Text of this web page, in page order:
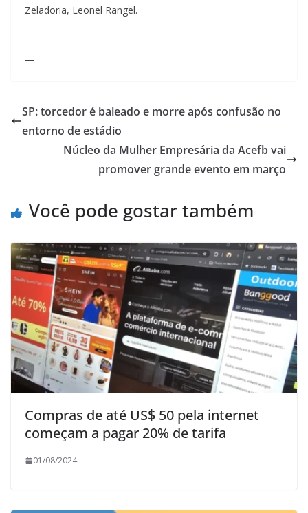
Zeladoria, Leonel Rangel.
—
SP: torcedor é baleado e morre após confusão no
entorno de estádio
Núcleo da Mulher Empresária da Acefb vai
promover grande evento em março
Você pode gostar também
Compras de até US$ 50 pela internet
começam a pagar 20% de tarifa
01/08/2024